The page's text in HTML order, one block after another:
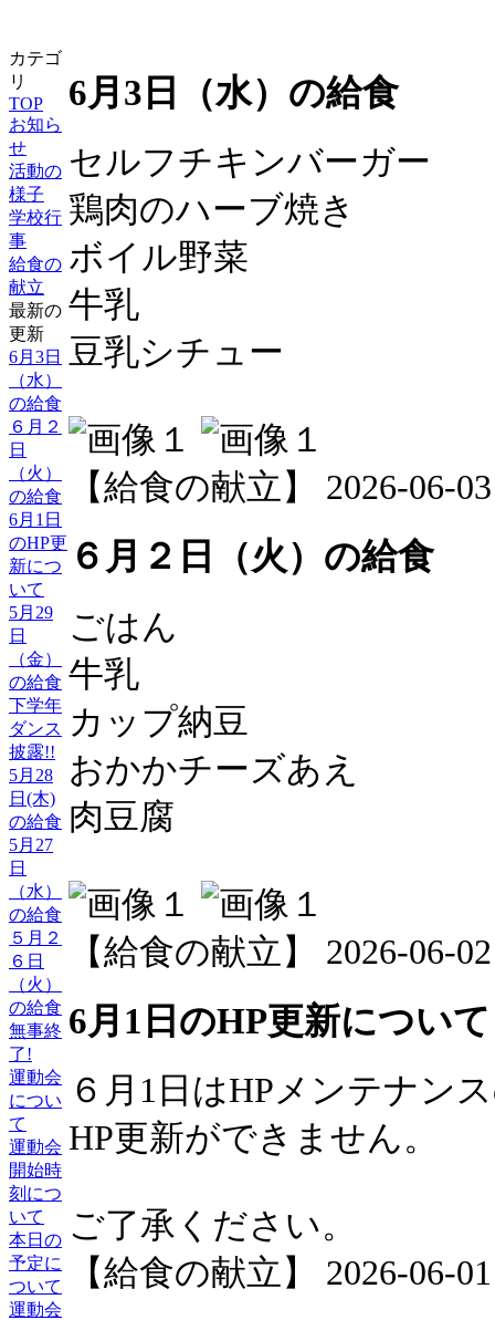
カテゴ
リ
TOP
お知ら
せ
活動の
様子
学校行
事
給食の
献立
最新の
更新
6月3日
（水）
の給食
６月２
日
（火）
の給食
6月1日
のHP更
新につ
いて
5月29
日
（金）
の給食
下学年
ダンス
披露!!
5月28
日(木)
の給食
5月27
日
（水）
の給食
５月２
６日
（火）
の給食
無事終
了!
運動会
につい
て
運動会
開始時
刻につ
いて
本日の
予定に
ついて
運動会
6月3日（水）の給食
セルフチキンバーガー
鶏肉のハーブ焼き
ボイル野菜
牛乳
豆乳シチュー
【給食の献立】 2026-06-
６月２日（火）の給食
ごはん
牛乳
カップ納豆
おかかチーズあえ
肉豆腐
【給食の献立】 2026-06-
6月1日のHP更新について
６月1日はHPメンテナン
HP更新ができません。
ご了承ください。
【給食の献立】 2026-06-